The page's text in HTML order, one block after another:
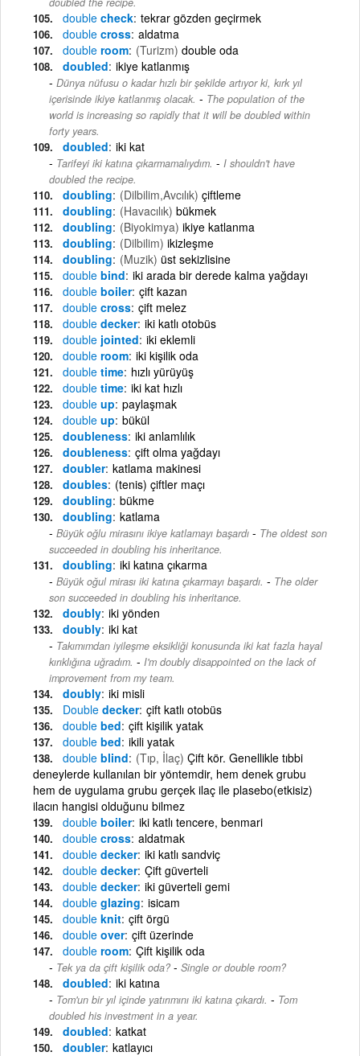
double check tekrar gözden geçirmek
double cross aldatma
double room (Turizm) double oda
doubled ikiye katlanmış
Dünya nüfusu o kadar hızlı bir şekilde artıyor ki, kırk yıl
içerisinde ikiye katlanmış olacak. - The population of the
world is increasing so rapidly that it will be doubled within
forty years.
doubled iki kat
Tarifeyi iki katına çıkarmamalıydım. - I shouldn't have
doubled the recipe.
doubling (Dilbilim,Avcılık) çiftleme
doubling (Havacılık) bükmek
doubling (Biyokimya) ikiye katlanma
doubling (Dilbilim) ikizleşme
doubling (Muzik) üst sekizlisine
double bind iki arada bir derede kalma yağdayı
double boiler çift kazan
double cross çift melez
double decker iki katlı otobüs
double jointed iki eklemli
double room iki kişilik oda
double time hızlı yürüyüş
double time iki kat hızlı
double up paylaşmak
double up bükül
doubleness iki anlamlılık
doubleness çift olma yağdayı
doubler katlama makinesi
doubles (tenis) çiftler maçı
doubling bükme
doubling katlama
Büyük oğlu mirasını ikiye katlamayı başardı - The oldest son
succeeded in doubling his inheritance.
doubling iki katına çıkarma
Büyük oğul mirası iki katına çıkarmayı başardı. - The older
son succeeded in doubling his inheritance.
doubly iki yönden
doubly iki kat
Takımımdan iyileşme eksikliği konusunda iki kat fazla hayal
kırıklığına uğradım. - I'm doubly disappointed on the lack of
improvement from my team.
doubly iki misli
Double decker çift katlı otobüs
double bed çift kişilik yatak
double bed ikili yatak
double blind (Tıp, İlaç) Çift kör. Genellikle tıbbi
deneylerde kullanılan bir yöntemdir, hem denek grubu
hem de uygulama grubu gerçek ilaç ile plasebo(etkisiz)
ilacın hangisi olduğunu bilmez
double boiler iki katlı tencere, benmari
double cross aldatmak
double decker iki katlı sandviç
double decker Çift güverteli
double decker iki güverteli gemi
double glazing isicam
double knit çift örgü
double over çift üzerinde
double room Çift kişilik oda
Tek ya da çift kişilik oda? - Single or double room?
doubled iki katına
Tom'un bir yıl içinde yatırımını iki katına çıkardı. - Tom
doubled his investment in a year.
doubled katkat
doubler katlayıcı